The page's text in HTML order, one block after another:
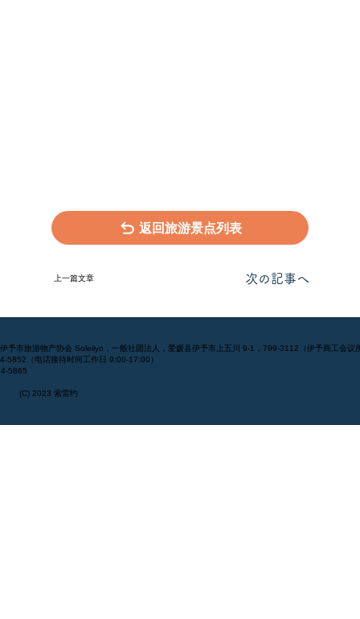
返回旅游景点列表
上一篇文章 次の記事へ
(C) 2023 索雷约
予市旅游物产协会 Soleilyo，一般社团法人，爱媛县伊予市上五川 9-1，799-3112（伊予商工会议
5852（电话接待时间工作日 9:00-17:00）
5865